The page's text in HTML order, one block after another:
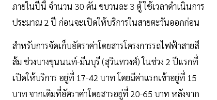
ภายในปีนี้ จำนวน 30 คัน ขบวนละ 3 ตู้ ใช้เวลาดำเนินการ
ประมาณ 2 ปี ก่อนจะเปิดให้บริการในสายตะวันออกก่อน
สำหรับการจัดเก็บอัตราค่าโดยสารโครงการรถไฟฟ้าสายสี
ส้ม ช่วงบางขุนนนท์-มีนบุรี (สุวินทวงศ์) ในช่วง 2 ปีแรกที่
เปิดให้บริการ อยู่ที่ 17-42 บาท โดยมีค่าแรกเข้าอยู่ที่ 15
บาท จากเดิมที่อัตราค่าโดยสารอยู่ที่ 20-65 บาท หลังจาก